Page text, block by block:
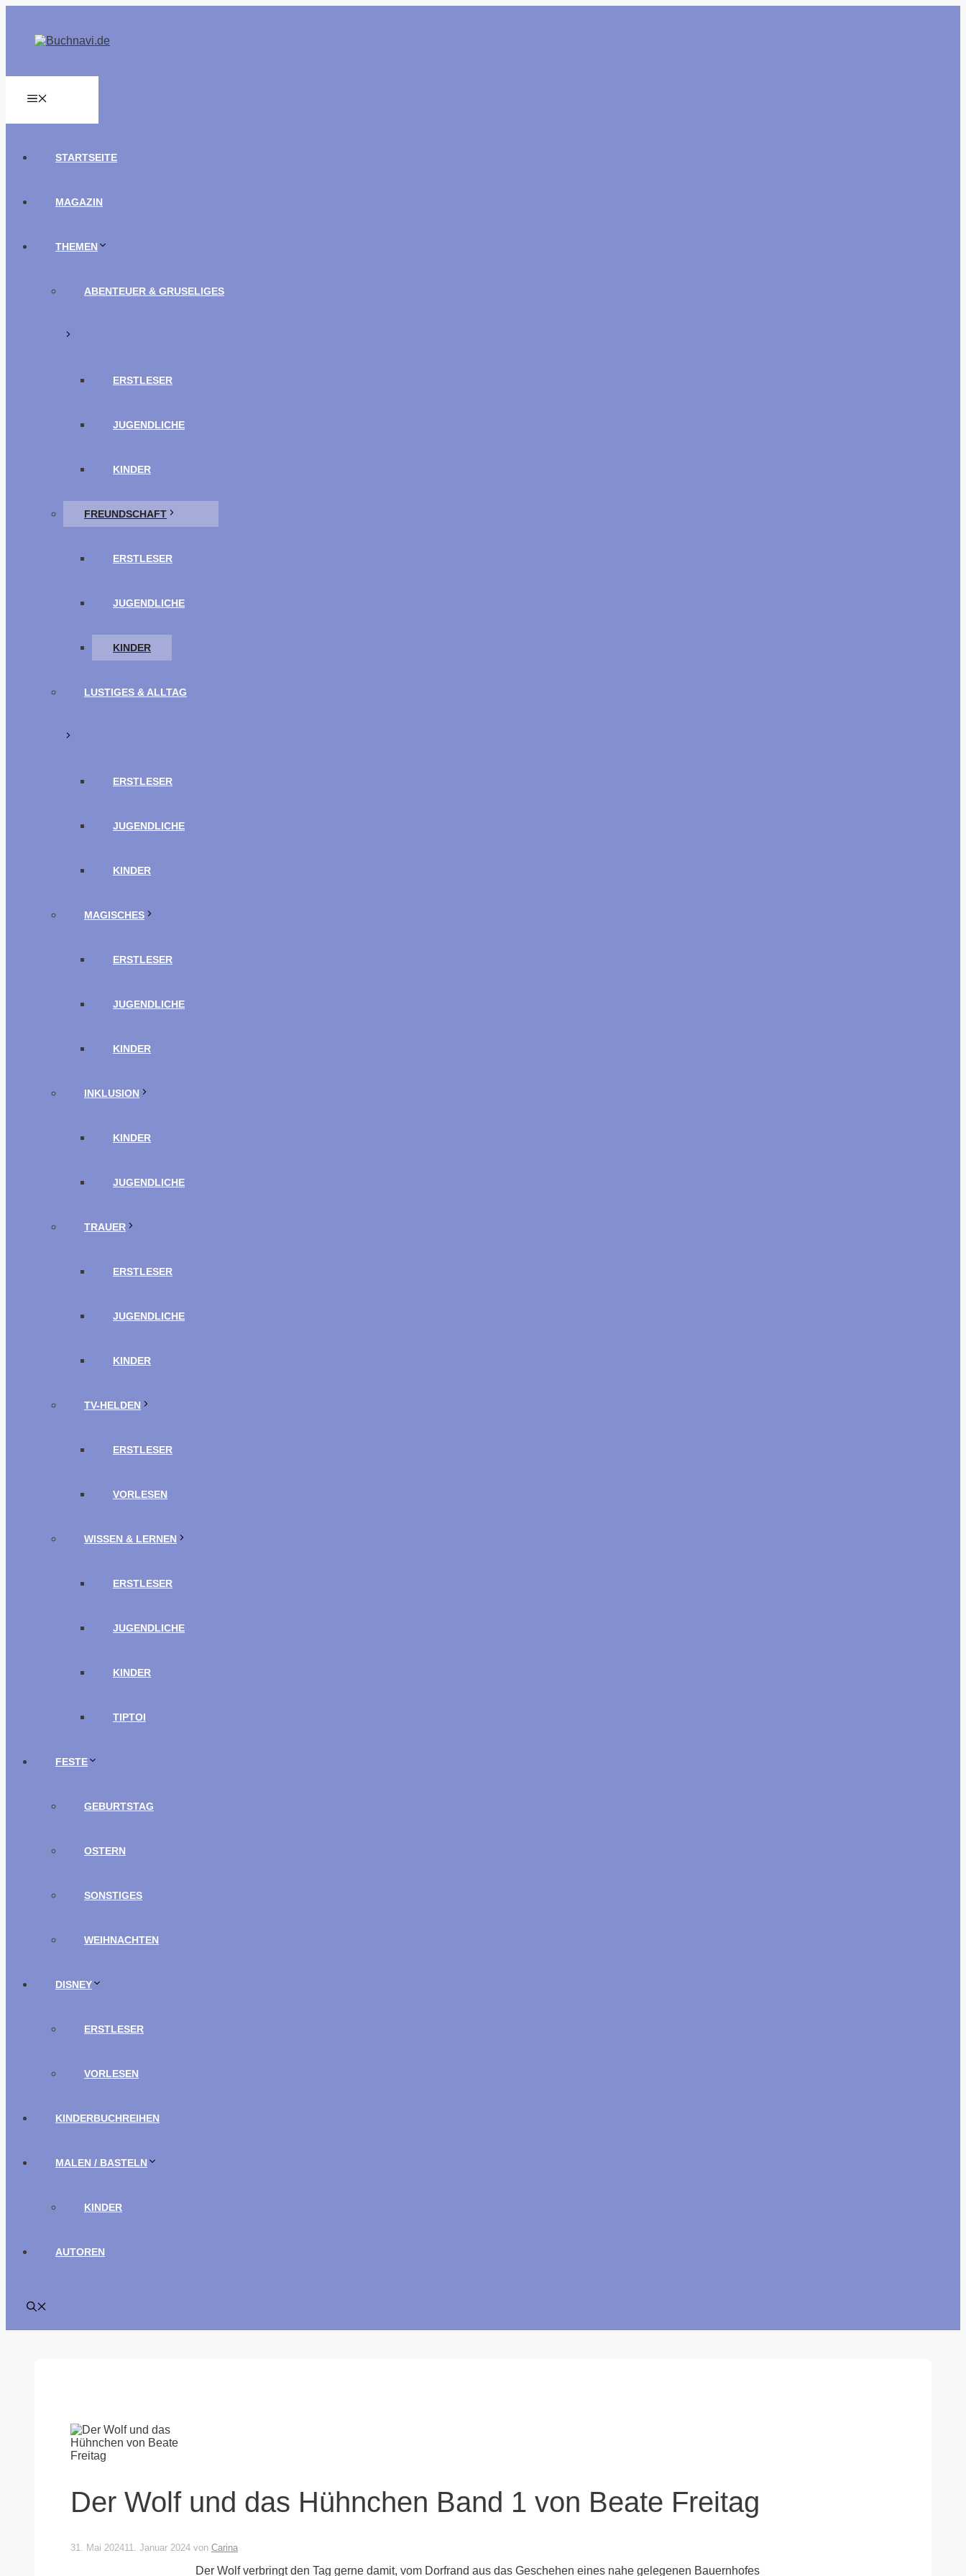
springen
STARTSEITE
MAGAZIN
THEMEN
ABENTEUER & GRUSELIGES
ERSTLESER
JUGENDLICHE
KINDER
FREUNDSCHAFT
ERSTLESER
JUGENDLICHE
KINDER
LUSTIGES & ALLTAG
ERSTLESER
JUGENDLICHE
KINDER
MAGISCHES
ERSTLESER
JUGENDLICHE
KINDER
INKLUSION
KINDER
JUGENDLICHE
TRAUER
ERSTLESER
JUGENDLICHE
KINDER
TV-HELDEN
ERSTLESER
VORLESEN
WISSEN & LERNEN
ERSTLESER
JUGENDLICHE
KINDER
TIPTOI
FESTE
GEBURTSTAG
OSTERN
SONSTIGES
WEIHNACHTEN
DISNEY
ERSTLESER
VORLESEN
KINDERBUCHREIHEN
MALEN / BASTELN
KINDER
AUTOREN
Der Wolf und das Hühnchen Band 1 von Beate Freitag
31. Mai 202411. Januar 2024 von Carina
Der Wolf verbringt den Tag gerne damit, vom Dorfrand aus das Geschehen eines nahe gelegenen Bauernhofes